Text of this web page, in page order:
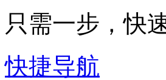
只需一步，快
快捷导航